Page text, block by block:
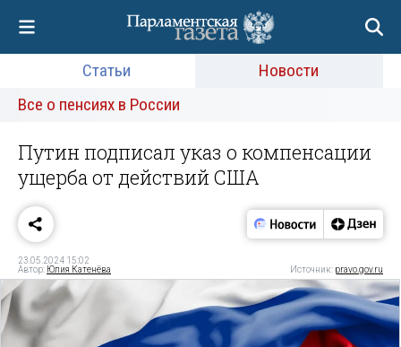
Статьи
Новости
Все о пенсиях в России
Путин подписал указ о компенсации
ущерба от действий США
23.05.2024 15:02
Автор: Юлия Катенёва Источник: pravo.gov.ru